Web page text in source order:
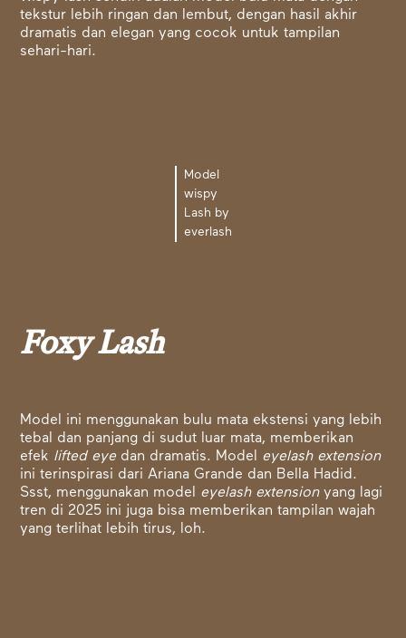
tekstur lebih ringan dan lembut, dengan hasil akhir
dramatis dan elegan yang cocok untuk tampilan
sehari-hari.
Model
wispy
Lash by
everlash
Foxy Lash
Model ini menggunakan bulu mata ekstensi yang lebih
tebal dan panjang di sudut luar mata, memberikan
efek lifted eye dan dramatis. Model eyelash extension
ini terinspirasi dari Ariana Grande dan Bella Hadid.
Ssst, menggunakan model eyelash extensionyang lagi
tren di 2025 ini juga bisa memberikan tampilan wajah
yang terlihat lebih tirus, loh.